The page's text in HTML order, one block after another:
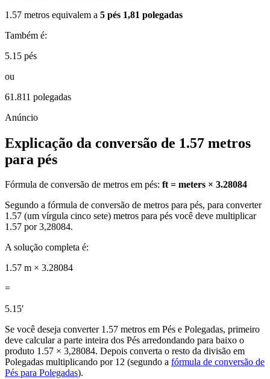
1.57 metros equivalem a 5 pés 1,81 polegadas
Também é:
5.15 pés
ou
61.811 polegadas
Explicação da conversão de 1.57 metros
para pés
Fórmula de conversão de metros em pés: ft = meters × 3.28084
Segundo a fórmula de conversão de metros para pés, para converter
1.57 (um vírgula cinco sete) metros para pés você deve multiplicar
1.57 por 3,28084.
A solução completa é:
1.57 m × 3.28084
=
5.15′
Se você deseja converter 1.57 metros em Pés e Polegadas, primeiro
deve calcular a parte inteira dos Pés arredondando para baixo o
produto 1.57 × 3,28084. Depois converta o resto da divisão em
Polegadas multiplicando por 12 (segundo a fórmula de conversão de
Pés para Polegadas).